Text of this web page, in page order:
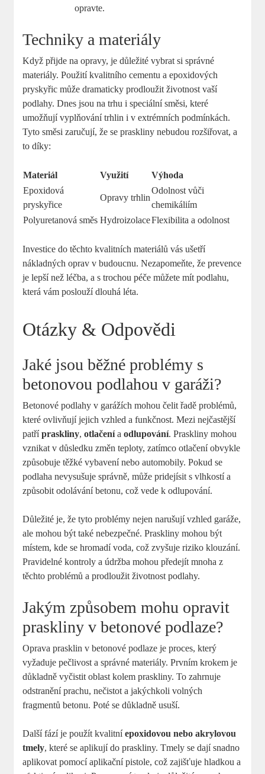
opravte.
Techniky a materiály
Když přijde na opravy, je důležité vybrat si správné
materiály. Použití kvalitního cementu a epoxidových
pryskyřic může dramaticky prodloužit životnost vaší
podlahy. Dnes jsou na trhu i speciální směsi, které
umožňují vyplňování trhlin i v extrémních podmínkách.
Tyto směsi zaručují, že se praskliny nebudou rozšiřovat, a
to díky:
Materiál Využití
Výhoda
Epoxidová
pryskyřice
Opravy trhlin
Odolnost vůči
chemikáliím
Polyuretanová směs HydroizolaceFlexibilita a odolnost
Investice do těchto kvalitních materiálů vás ušetří
nákladných oprav v budoucnu. Nezapomeňte, že prevence
je lepší než léčba, a s trochou péče můžete mít podlahu,
která vám poslouží dlouhá léta.
Otázky & Odpovědi
Jaké jsou běžné problémy s
betonovou podlahou v garáži?
Betonové podlahy v garážích mohou čelit řadě problémů,
které ovlivňují jejich vzhled a funkčnost. Mezi nejčastější
patřípraskliny,otlačeníaodlupování. Praskliny mohou
vznikat v důsledku změn teploty, zatímco otlačení obvykle
způsobuje těžké vybavení nebo automobily. Pokud se
podlaha nevysušuje správně, může pridejísit s vlhkostí a
způsobit odolávání betonu, což vede k odlupování.
Důležité je, že tyto problémy nejen narušují vzhled garáže,
ale mohou být také nebezpečné. Praskliny mohou být
místem, kde se hromadí voda, což zvyšuje riziko klouzání.
Pravidelné kontroly a údržba mohou předejít mnoha z
těchto problémů a prodloužit životnost podlahy.
Jakým způsobem mohu opravit
praskliny v betonové podlaze?
Oprava prasklin v betonové podlaze je proces, který
vyžaduje pečlivost a správné materiály. Prvním krokem je
důkladně vyčistit oblast kolem praskliny. To zahrnuje
odstranění prachu, nečistot a jakýchkoli volných
fragmentů betonu. Poté se důkladně usuší.
Další fází je použít kvalitníepoxidovou nebo akrylovou
tmely, které se aplikují do praskliny. Tmely se dají snadno
aplikovat pomocí aplikační pistole, což zajišťuje hladkou a